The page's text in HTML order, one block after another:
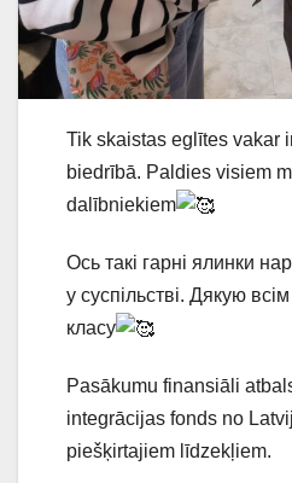
Tik skaistas eglītes vakar
biedrībā. Paldies visiem
dalībniekiem
Ось такі гарні ялинки
у суспільстві. Дякую
класу
Pasākumu finansiāli
integrācijas fonds no
piešķirtajiem līdzekļiem.